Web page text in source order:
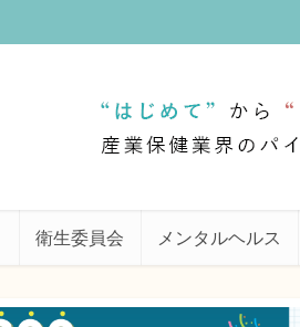
衛生委員会 メンタルヘルス